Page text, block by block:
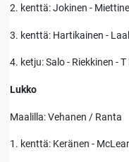
2. kenttä: Jokinen -
3. kenttä: Hartikainen -
4. ketju: Salo - Riekkinen -
Lukko
Maalilla: Vehanen / Ranta
1. kenttä: Keränen -